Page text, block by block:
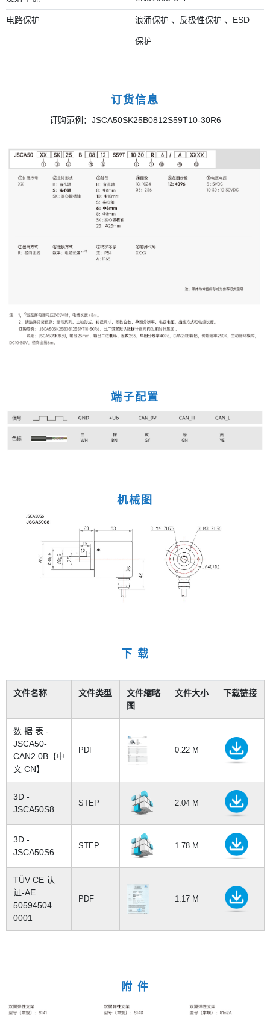
电路保护 浪涌保护 、反极性保护 、ESD
保护
订货信息
订购范例：JSCA50SK25B0812S59T10-30R6
端子配置
机械图
下 载
文件名称 文件类型
文件缩略
图
文件大小 下载链接
数 据 表 -
JSCA50-
CAN2.0B【中
文 CN】
PDF 0.22 M
3D -
JSCA50S8
STEP 2.04 M
3D -
JSCA50S6
STEP 1.78 M
TÜV CE 认
证-AE
50594504
0001
PDF 1.17 M
附 件